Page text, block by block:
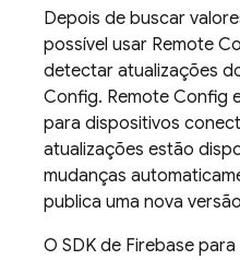
Depois de buscar
possível usar Remote
detectar atualizações
Config. Remote Config
para dispositivos
atualizações estão
mudanças
publica uma nova
O SDK de Firebase para